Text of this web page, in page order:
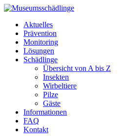
Aktuelles
Prävention
Monitoring
Lösungen
Schädlinge
Übersicht von A bis Z
Insekten
Wirbeltiere
Pilze
Gäste
Informationen
FAQ
Kontakt